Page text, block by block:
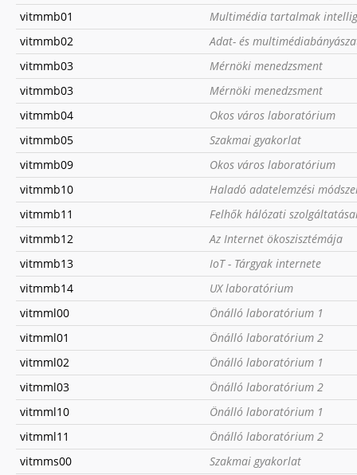
vitmmb01
Multimédia tartalmak
vitmmb02
Adat- és
vitmmb03
Mérnöki menedzsment
vitmmb03
Mérnöki menedzsment
vitmmb04
Okos város laboratórium
vitmmb05
Szakmai gyakorlat
vitmmb09
Okos város laboratórium
vitmmb10
Haladó adatelemzési
vitmmb11
Felhők hálózati
vitmmb12
Az Internet ökoszisztémája
vitmmb13
IoT - Tárgyak internete
vitmmb14
UX laboratórium
vitmml00
Önálló laboratórium 1
vitmml01
Önálló laboratórium 2
vitmml02
Önálló laboratórium 1
vitmml03
Önálló laboratórium 2
vitmml10
Önálló laboratórium 1
vitmml11
Önálló laboratórium 2
vitmms00
Szakmai gyakorlat